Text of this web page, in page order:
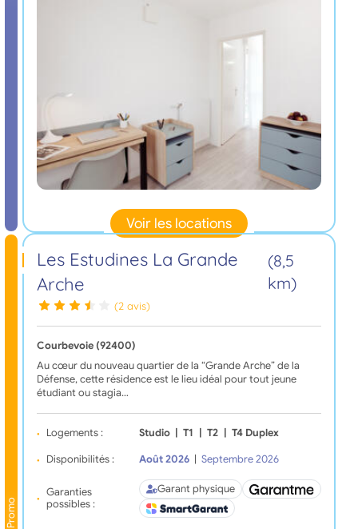
Voir les locations
Promo
Les Estudines La Grande
Arche
(8,5
km)
(2 avis)
Courbevoie (92400)
Au cœur du nouveau quartier de la “Grande Arche” de la
Défense, cette résidence est le lieu idéal pour tout jeune
étudiant ou stagia…
Logements : Studio T1 T2 T4 Duplex
Disponibilités : Août 2026 Septembre 2026
Garanties
possibles :
Garant physique